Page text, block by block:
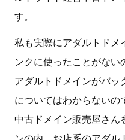
す。
私も実際にアダルトドメ
ンクに使ったことがない
アダルトドメインがバッ
についてはわからないの
中古ドメイン販売屋さん